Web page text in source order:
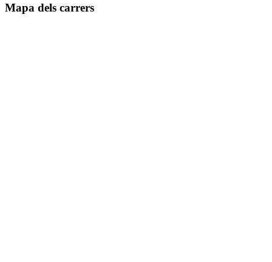
Mapa dels carrers